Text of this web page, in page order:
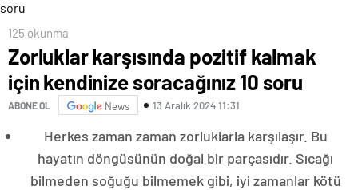
125 okunma
Zorluklar karşısında pozitif kalmak
için kendinize soracağınız 10 soru
ABONE OL News 13 Aralık 2024 11:31
Herkes zaman zaman zorluklarla karşılaşır. Bu
hayatın döngüsünün doğal bir parçasıdır. Sıcağı
bilmeden soğuğu bilmemek gibi, iyi zamanlar kötü